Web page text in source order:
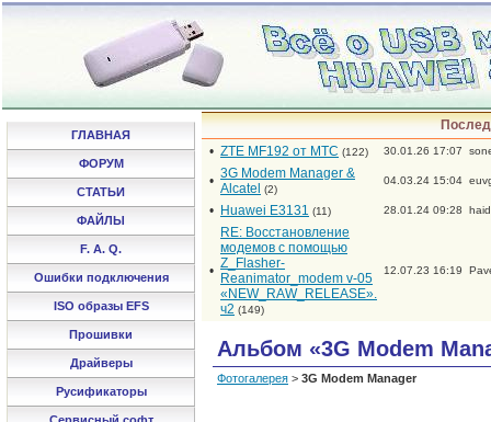
ГЛАВНАЯ
ФОРУМ
СТАТЬИ
ФАЙЛЫ
F. A. Q.
Ошибки подключения
ISO образы EFS
Прошивки
Драйверы
Русификаторы
• ZTE MF192 от МТС (122) 30.01.26 17:07
• 3G Modem Manager &
Alcatel
(2)
04.03.24 15:04
• Huawei E3131 (11) 28.01.24 09:28
•
RE: Восстановление
модемов с помощью
Z_Flasher-
Reanimator_modem v-05
«NEW_RAW_RELEASE».
ч2 (149)
12.07.23 16:19
Альбом «3G Modem
Фотогалерея > 3G Modem Manager